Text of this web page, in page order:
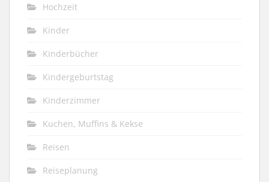
Hochzeit
Kinder
Kinderbücher
Kindergeburtstag
Kinderzimmer
Kuchen, Muffins & Kekse
Reisen
Reiseplanung